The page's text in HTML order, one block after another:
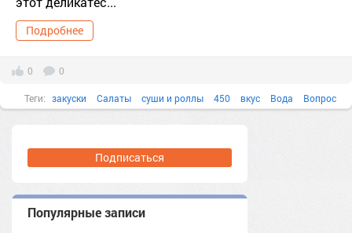
Подробнее
0 0
Теги: закуски Салаты суши и роллы 450 вкус Вода Вопрос
Подписаться
Популярные записи